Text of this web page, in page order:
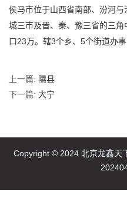
侯马市位于山西省南部、汾河
城三市及晋、秦、豫三省的三
口23万。辖3个乡、5个街道办事
上一篇: 隰县
下一篇: 大宁
Copyright © 2024 北京龙鑫天